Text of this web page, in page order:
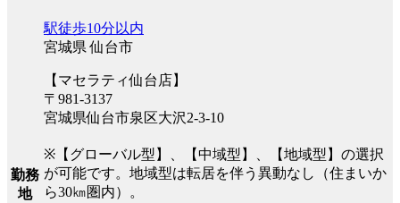
勤務
地
駅徒歩10分以内
宮城県 仙台市
【マセラティ仙台店】
〒981-3137
宮城県仙台市泉区大沢2-3-10
※【グローバル型】、【中域型】、【地域型】の選択
が可能です。地域型は転居を伴う異動なし（住まいか
ら30㎞圏内）。